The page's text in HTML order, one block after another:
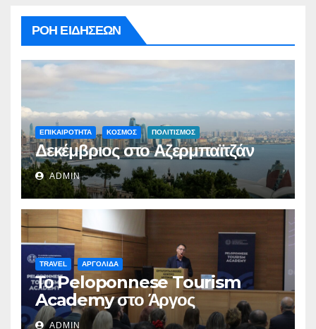
ΡΟΗ ΕΙΔΗΣΕΩΝ
ΕΠΙΚΑΙΡΟΤΗΤΑ ΚΟΣΜΟΣ ΠΟΛΙΤΙΣΜΟΣ
Δεκέμβριος στο Αζερμπαϊτζάν
ADMIN
TRAVEL ΑΡΓΟΛΙΔΑ
Το Peloponnese Tourism
Academy στο Άργος
ADMIN